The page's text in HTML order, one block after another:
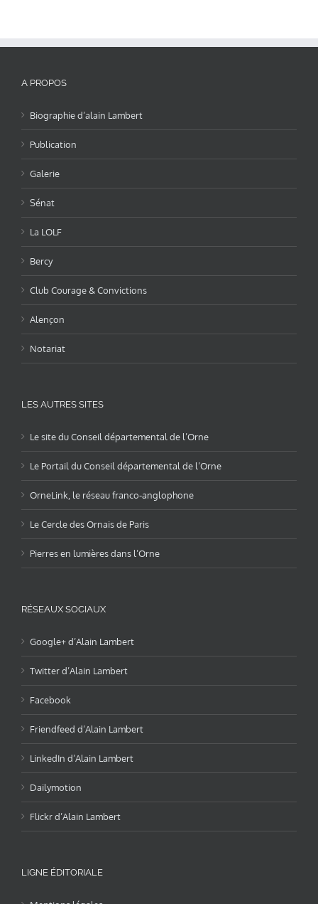
A PROPOS
Biographie d’alain Lambert
Publication
Galerie
Sénat
La LOLF
Bercy
Club Courage & Convictions
Alençon
Notariat
LES AUTRES SITES
Le site du Conseil départemental de l’Orne
Le Portail du Conseil départemental de l’Orne
OrneLink, le réseau franco-anglophone
Le Cercle des Ornais de Paris
Pierres en lumières dans l’Orne
RÉSEAUX SOCIAUX
Google+ d’Alain Lambert
Twitter d’Alain Lambert
Facebook
Friendfeed d’Alain Lambert
LinkedIn d’Alain Lambert
Dailymotion
Flickr d’Alain Lambert
LIGNE ÉDITORIALE